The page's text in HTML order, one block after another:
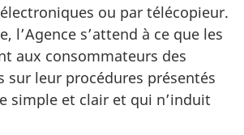
ou par télécopieur.
l’Agence s’attend à ce que les
aux consommateurs des
sur leur procédures présentés
simple et clair et qui n’induit